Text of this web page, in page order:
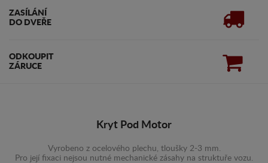
ZASÍLÁNÍ
DO DVEŘE
ODKOUPIT
ZÁRUCE
Kryt Pod Motor
Vyrobeno z ocelového plechu, tloušky 2-3 mm.
Pro její fixaci nejsou nutné mechanické zásahy na struktuře vozu.